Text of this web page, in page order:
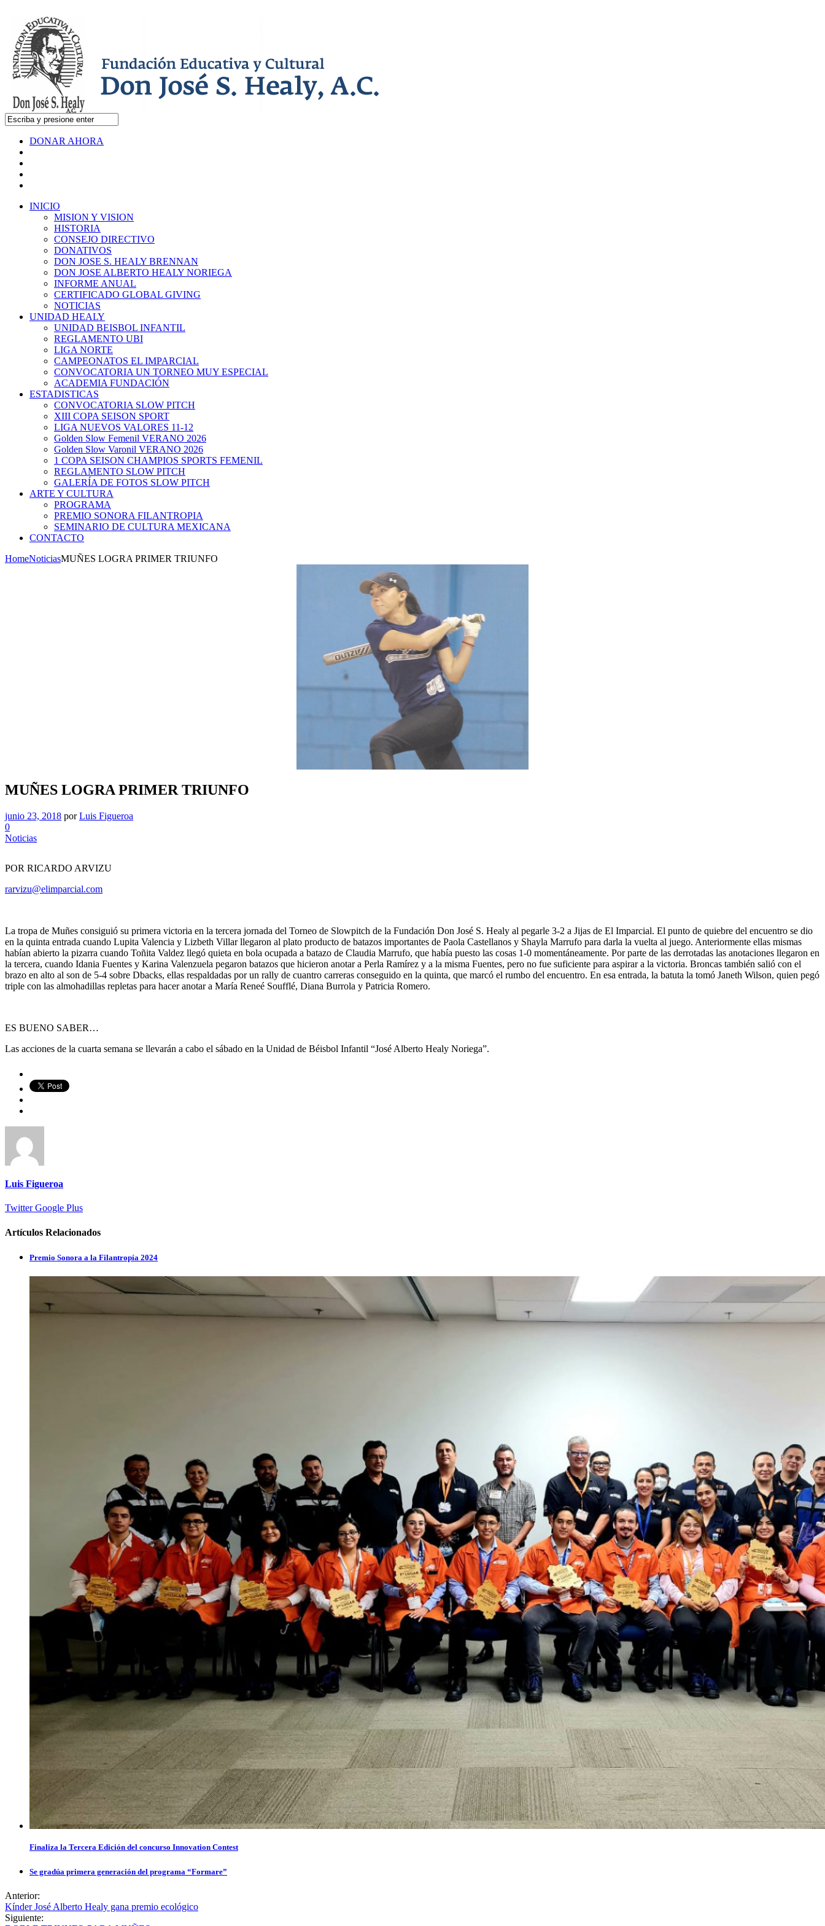
DONAR AHORA
INICIO
MISION Y VISION
HISTORIA
CONSEJO DIRECTIVO
DONATIVOS
DON JOSE S. HEALY BRENNAN
DON JOSE ALBERTO HEALY NORIEGA
INFORME ANUAL
CERTIFICADO GLOBAL GIVING
NOTICIAS
UNIDAD HEALY
UNIDAD BEISBOL INFANTIL
REGLAMENTO UBI
LIGA NORTE
CAMPEONATOS EL IMPARCIAL
CONVOCATORIA UN TORNEO MUY ESPECIAL
ACADEMIA FUNDACIÓN
ESTADISTICAS
CONVOCATORIA SLOW PITCH
XIII COPA SEISON SPORT
LIGA NUEVOS VALORES 11-12
Golden Slow Femenil VERANO 2026
Golden Slow Varonil VERANO 2026
1 COPA SEISON CHAMPIOS SPORTS FEMENIL
REGLAMENTO SLOW PITCH
GALERÍA DE FOTOS SLOW PITCH
ARTE Y CULTURA
PROGRAMA
PREMIO SONORA FILANTROPIA
SEMINARIO DE CULTURA MEXICANA
CONTACTO
HomeNoticiasMUÑES LOGRA PRIMER TRIUNFO
MUÑES LOGRA PRIMER TRIUNFO
junio 23, 2018 porLuis Figueroa
0
Noticias
POR RICARDO ARVIZU
rarvizu@elimparcial.com
La tropa de Muñes consiguió su primera victoria en la tercera jornada del Torneo de Slowpitch de la Fundación Don José S. Healy al pegarle 3-2 a Jijas de El Imparcial. El punto de quiebre del encuentro se dio
en la quinta entrada cuando Lupita Valencia y Lizbeth Villar llegaron al plato producto de batazos importantes de Paola Castellanos y Shayla Marrufo para darla la vuelta al juego. Anteriormente ellas mismas
habían abierto la pizarra cuando Toñita Valdez llegó quieta en bola ocupada a batazo de Claudia Marrufo, que había puesto las cosas 1-0 momentáneamente. Por parte de las derrotadas las anotaciones llegaron en
la tercera, cuando Idania Fuentes y Karina Valenzuela pegaron batazos que hicieron anotar a Perla Ramírez y a la misma Fuentes, pero no fue suficiente para aspirar a la victoria. Broncas también salió con el
brazo en alto al son de 5-4 sobre Dbacks, ellas respaldadas por un rally de cuantro carreras conseguido en la quinta, que marcó el rumbo del encuentro. En esa entrada, la batuta la tomó Janeth Wilson, quien pegó
triple con las almohadillas repletas para hacer anotar a María Reneé Soufflé, Diana Burrola y Patricia Romero.
ES BUENO SABER…
Las acciones de la cuarta semana se llevarán a cabo el sábado en la Unidad de Béisbol Infantil “José Alberto Healy Noriega”.
Luis Figueroa
TwitterGoogle Plus
Artículos Relacionados
Premio Sonora a la Filantropía 2024
Finaliza la Tercera Edición del concurso Innovation Contest
Se gradúa primera generación del programa “Formare”
Anterior:
Kínder José Alberto Healy gana premio ecológico
Siguiente: